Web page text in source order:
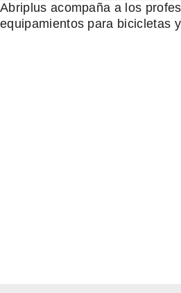
Abriplus acompaña a los
equipamientos para bicicletas